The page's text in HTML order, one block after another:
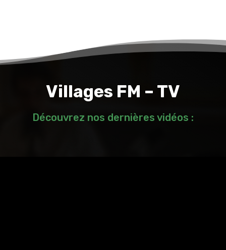
Villages FM – TV
Découvrez nos dernières vidéos :